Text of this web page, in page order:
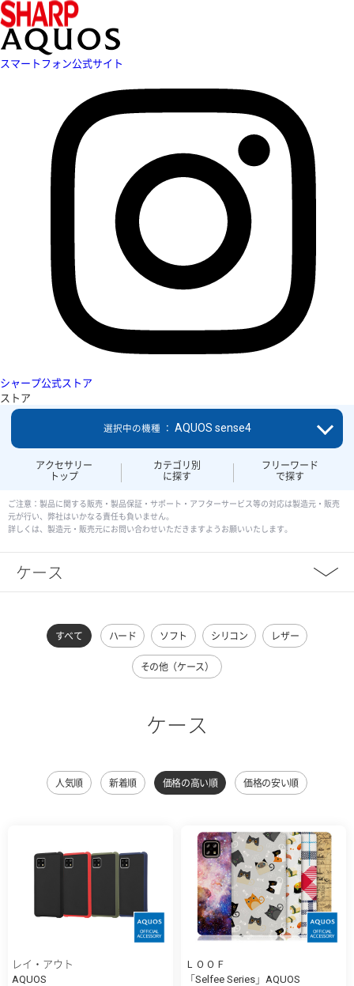
スマートフォン公式サイト
シャープ公式ストア
ストア
アクセサリー
トップ
カテゴリ別
に探す
フリーワード
で探す
選択中の機種 ： AQUOS sense4
ご注意：製品に関する販売・製品保証・サポート・アフターサービス等の対応は製造元・販売
元が行い、弊社はいかなる責任も負いません。
詳しくは、製造元・販売元にお問い合わせいただきますようお願いいたします。
ケース
すべて ハード ソフト シリコン レザー
その他（ケース）
ケース
人気順 新着順 価格の高い順 価格の安い順
レイ・アウト
AQUOS
ＬＯＯＦ
「Selfee Series」AQUOS